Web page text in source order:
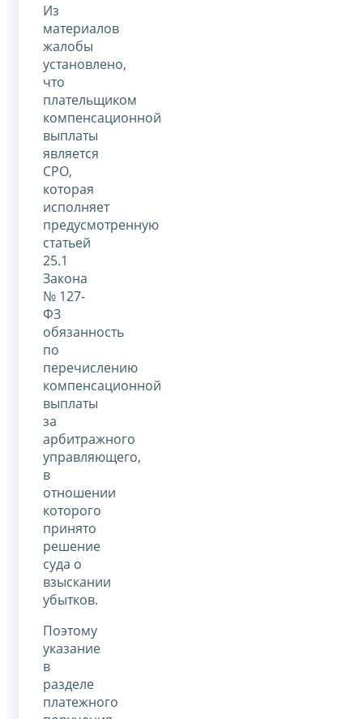
Из
материалов
жалобы
установлено,
что
плательщиком
компенсационной
выплаты
является
СРО,
которая
исполняет
предусмотренную
статьей
25.1
Закона
№ 127-
ФЗ
обязанность
по
перечислению
компенсационной
выплаты
за
арбитражного
управляющего,
в
отношении
которого
принято
решение
суда о
взыскании
убытков.
Поэтому
указание
в
разделе
платежного